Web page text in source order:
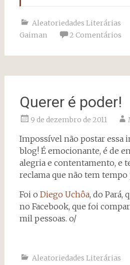
Aleatoriedades Literárias
Gaiman
2 Comentários
Querer é poder!
9 de dezembro de 2011
Impossível não postar essa
blog! É emocionante, é de
alegria e contentamento, e
reclama que não tem tempo
Foi o Diego Uchôa, do Pará,
no Facebook, que foi
mil pessoas. o/
Aleatoriedades Literárias